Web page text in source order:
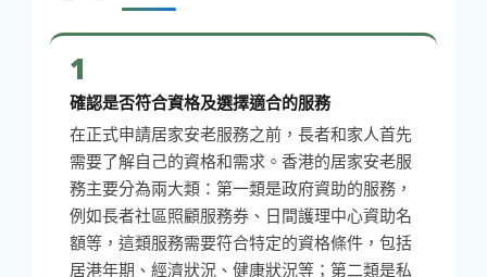
1
確認是否符合資格及選擇適合的服務
在正式申請居家安老服務之前，長者和家人首先
需要了解自己的資格和需求。香港的居家安老服
務主要分為兩大類：第一類是政府資助的服務，
例如長者社區照顧服務券、日間護理中心資助名
額等，這類服務需要符合特定的資格條件，包括
居港年期、經濟狀況、健康狀況等；第二類是私